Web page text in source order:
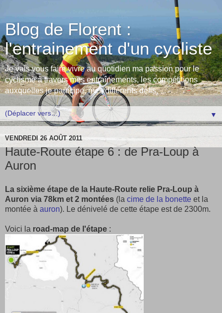
Blog de Florent :
l'entrainement d'un cycliste
Je vais vous faire vivre au quotidien ma passion pour le
cyclisme à travers mes entraînements, les compétitions
auxquelles je participe, mes différents défis, ...
▼
VENDREDI 26 AOÛT 2011
Haute-Route étape 6 : de Pra-Loup à
Auron
La sixième étape de la Haute-Route relie Pra-Loup à
Auron via 78km et 2 montées (la cime de la bonette et la
montée à auron). Le dénivelé de cette étape est de 2300m.
Voici la road-map de l'étape :